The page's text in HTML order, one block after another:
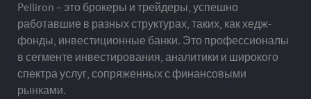
Pelliron – это брокеры и трейдеры, успешно
работавшие в разных структурах, таких, как хедж-
фонды, инвестиционные банки. Это профессионалы
в сегменте инвестирования, аналитики и широкого
спектра услуг, сопряженных с финансовыми
рынками.